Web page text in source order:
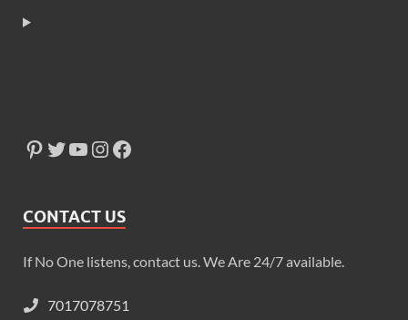
CONTACT US
If No One listens, contact us. We Are 24/7 available.
7017078751